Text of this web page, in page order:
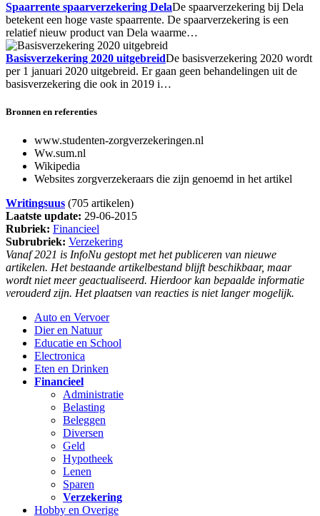
Spaarrente spaarverzekering DelaDe spaarverzekering bij Dela
betekent een hoge vaste spaarrente. De spaarverzekering is een
relatief nieuw product van Dela waarme…
Basisverzekering 2020 uitgebreidDe basisverzekering 2020 wordt
per 1 januari 2020 uitgebreid. Er gaan geen behandelingen uit de
basisverzekering die ook in 2019 i…
Bronnen en referenties
www.studenten-zorgverzekeringen.nl
Ww.sum.nl
Wikipedia
Websites zorgverzekeraars die zijn genoemd in het artikel
Writingsuus (705 artikelen)
Laatste update: 29-06-2015
Rubriek: Financieel
Subrubriek: Verzekering
Vanaf 2021 is InfoNu gestopt met het publiceren van nieuwe
artikelen. Het bestaande artikelbestand blijft beschikbaar, maar
wordt niet meer geactualiseerd. Hierdoor kan bepaalde informatie
verouderd zijn. Het plaatsen van reacties is niet langer mogelijk.
Auto en Vervoer
Dier en Natuur
Educatie en School
Electronica
Eten en Drinken
Financieel
Administratie
Belasting
Beleggen
Diversen
Geld
Hypotheek
Lenen
Sparen
Verzekering
Hobby en Overige